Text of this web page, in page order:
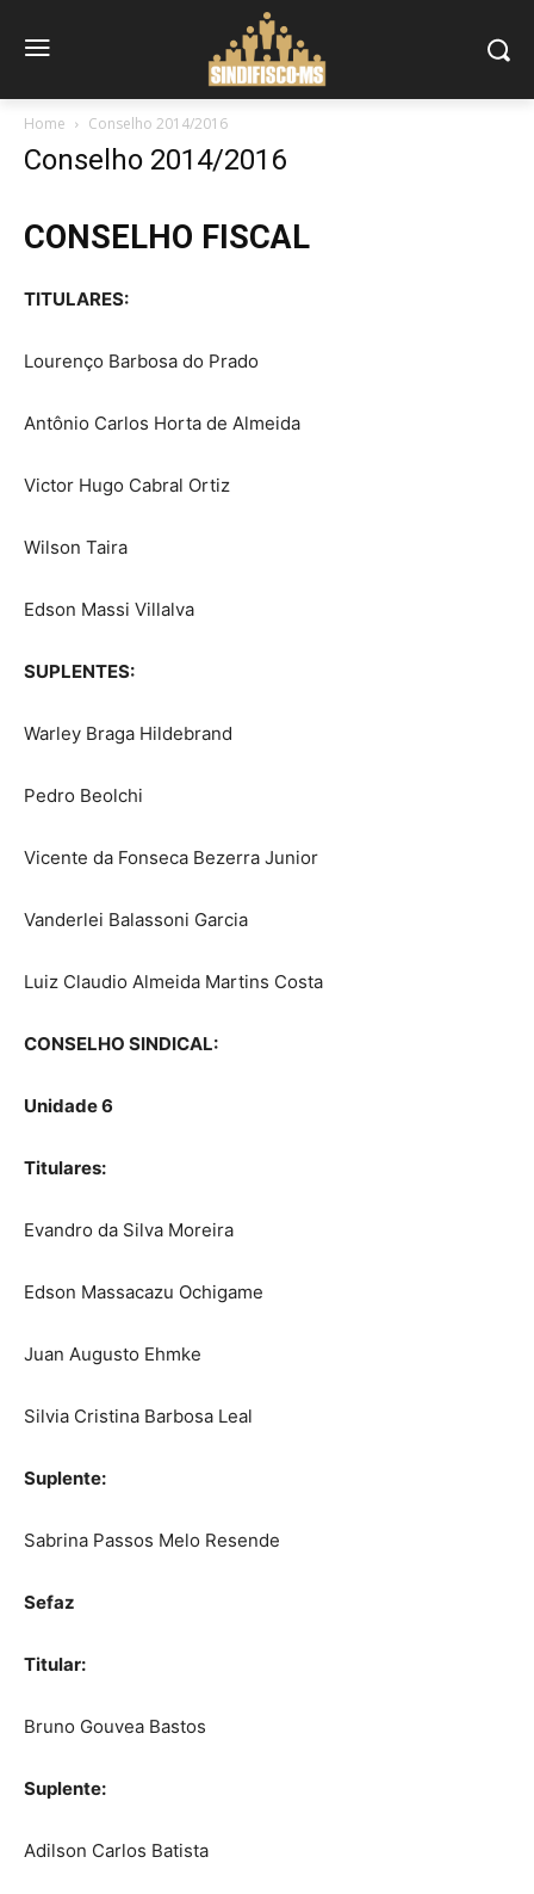
Home Conselho 2014/2016
Conselho 2014/2016
CONSELHO FISCAL
TITULARES:
Lourenço Barbosa do Prado
Antônio Carlos Horta de Almeida
Victor Hugo Cabral Ortiz
Wilson Taira
Edson Massi Villalva
SUPLENTES:
Warley Braga Hildebrand
Pedro Beolchi
Vicente da Fonseca Bezerra Junior
Vanderlei Balassoni Garcia
Luiz Claudio Almeida Martins Costa
CONSELHO SINDICAL:
Unidade 6
Titulares:
Evandro da Silva Moreira
Edson Massacazu Ochigame
Juan Augusto Ehmke
Silvia Cristina Barbosa Leal
Suplente:
Sabrina Passos Melo Resende
Sefaz
Titular:
Bruno Gouvea Bastos
Suplente:
Adilson Carlos Batista